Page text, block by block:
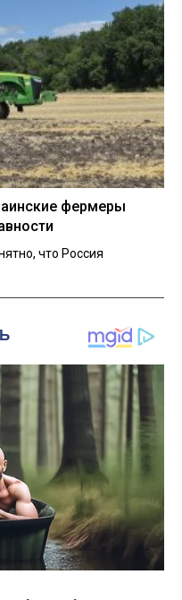
фермеры
что Россия